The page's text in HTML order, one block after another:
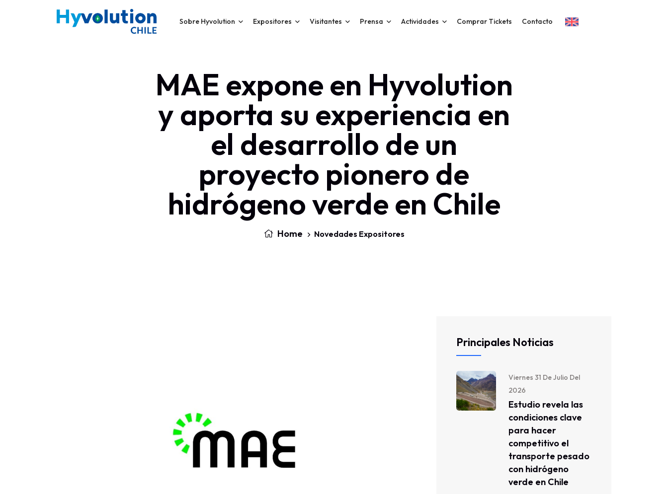
Sobre Hyvolution Expositores Visitantes Prensa Actividades Comprar Tickets Contacto
MAE expone en Hyvolution
y aporta su experiencia en
el desarrollo de un
proyecto pionero de
hidrógeno verde en Chile
Home Novedades Expositores
Principales Noticias
Viernes 31 De Julio Del
2026
Estudio revela las
condiciones clave
para hacer
competitivo el
transporte pesado
con hidrógeno
verde en Chile